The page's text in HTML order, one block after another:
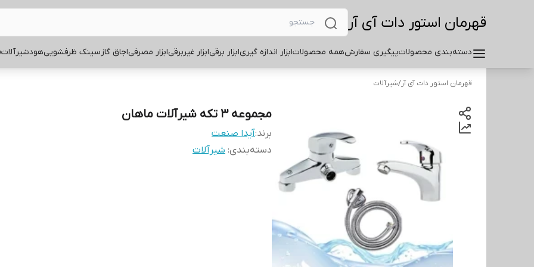
قهرمان استور دات آی آر
دسته‌بندی محصولاتپیگیری سفارشهمه محصولاتابزار اندازه گیریابزار برقیابزار غیربرقیابزار مصرفیاجاق گازسینک ظرفشوییهودشیرآلات
قهرمان استور دات آی آر/شیرآلات
مجموعه 3 تکه شیرآلات ماهان
برند:آیدا صنعت
دسته‌بندی: شیرآلات